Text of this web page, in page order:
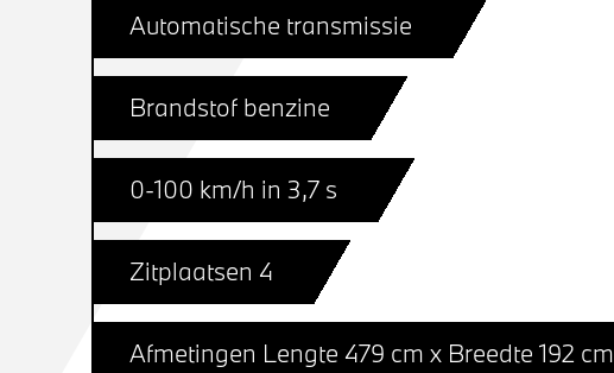
Automatische transmissie
Brandstof benzine
0-100 km/h in 3,7 s
Zitplaatsen 4
Afmetingen Lengte 479 cm x Breedte 192 cm